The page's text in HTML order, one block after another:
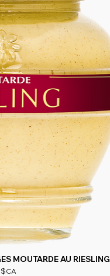
MOUTARDE AU RIESLING
$CA